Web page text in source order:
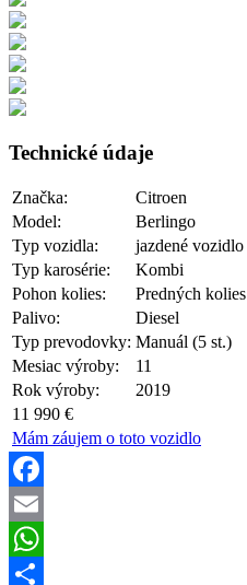
Technické údaje
Značka:
Citroen
Model:
Berlingo
Typ vozidla:
jazdené vozidlo
Typ karosérie:
Kombi
Pohon kolies:
Predných kolies
Palivo:
Diesel
Typ prevodovky: Manuál (5 st.)
Mesiac výroby:
11
Rok výroby:
2019
11 990 €
Mám záujem o toto vozidlo
Facebook
Email
WhatsApp